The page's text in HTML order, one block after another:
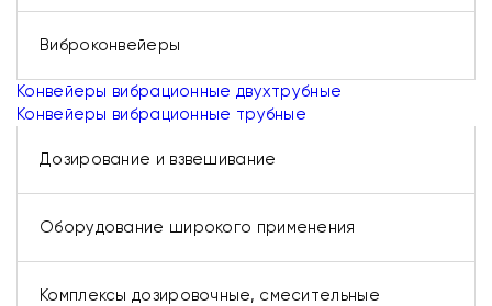
Виброконвейеры
Конвейеры вибрационные двухтрубные
Конвейеры вибрационные трубные
Дозирование и взвешивание
Оборудование широкого применения
Комплексы дозировочные, смесительные